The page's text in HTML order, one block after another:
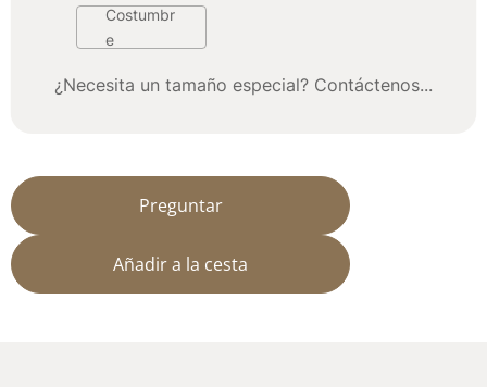
Costumbr
e
¿Necesita un tamaño especial? Contáctenos...
Preguntar
Añadir a la cesta